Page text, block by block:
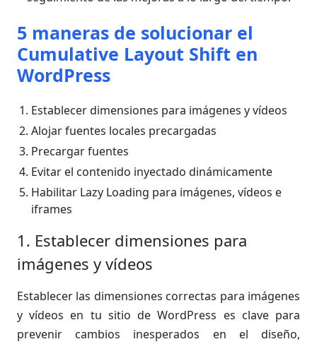
5 maneras de solucionar el
Cumulative Layout Shift en
WordPress
Establecer dimensiones para imágenes y vídeos
Alojar fuentes locales precargadas
Precargar fuentes
Evitar el contenido inyectado dinámicamente
Habilitar Lazy Loading para imágenes, vídeos e
iframes
1. Establecer dimensiones para
imágenes y vídeos
Establecer las dimensiones correctas para imágenes
y vídeos en tu sitio de WordPress es clave para
prevenir cambios inesperados en el diseño,